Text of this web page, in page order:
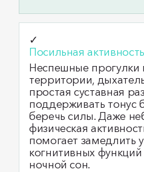
✓
Посильная
Неспешные прогулки
территории,
простая суставная
поддерживать тонус
беречь силы. Даже
физическая
помогает замедлить
когнитивных
ночной сон.